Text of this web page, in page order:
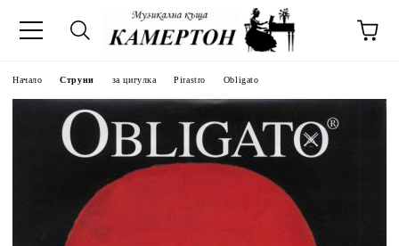
Начало Струни за цигулка Pirastro Obligato